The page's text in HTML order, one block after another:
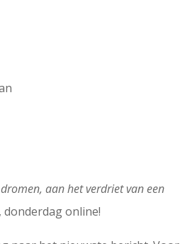
aan het verdriet van een
online!